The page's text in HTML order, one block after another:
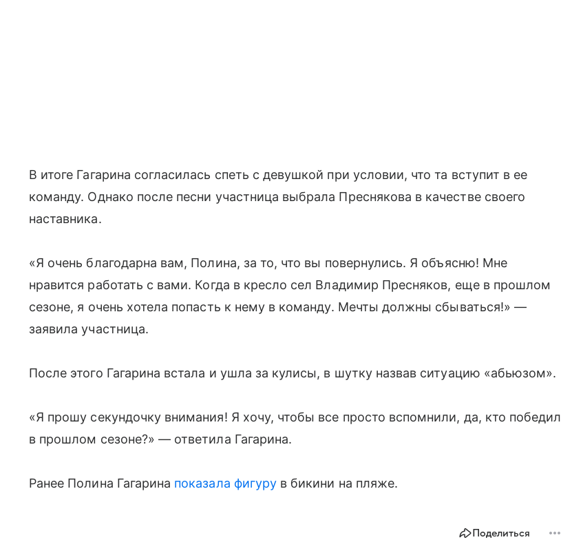
В итоге Гагарина согласилась спеть с девушкой при условии, что та вступит в ее
команду. Однако после песни участница выбрала Преснякова в качестве своего
наставника.
«Я очень благодарна вам, Полина, за то, что вы повернулись. Я объясню! Мне
нравится работать с вами. Когда в кресло сел Владимир Пресняков, еще в прошлом
сезоне, я очень хотела попасть к нему в команду. Мечты должны сбываться!» —
заявила участница.
После этого Гагарина встала и ушла за кулисы, в шутку назвав ситуацию «абьюзом».
«Я прошу секундочку внимания! Я хочу, чтобы все просто вспомнили, да, кто победил
в прошлом сезоне?» — ответила Гагарина.
Ранее Полина Гагарина показала фигуру в бикини на пляже.
Поделиться